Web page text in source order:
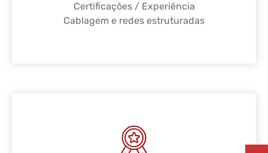
Certificações / Experiência
Cablagem e redes estruturadas